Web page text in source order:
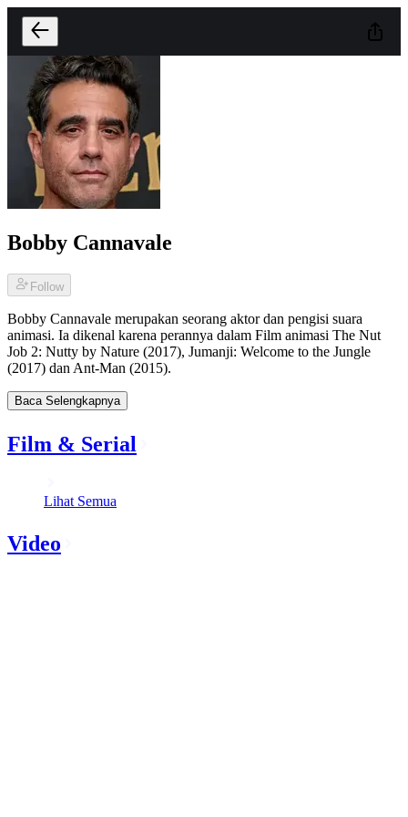
Bobby Cannavale
Follow
Bobby Cannavale merupakan seorang aktor dan pengisi suara
animasi. Ia dikenal karena perannya dalam Film animasi The Nut
Job 2: Nutty by Nature (2017), Jumanji: Welcome to the Jungle
(2017) dan Ant-Man (2015).
Baca Selengkapnya
Film & Serial
Lihat Semua
Video